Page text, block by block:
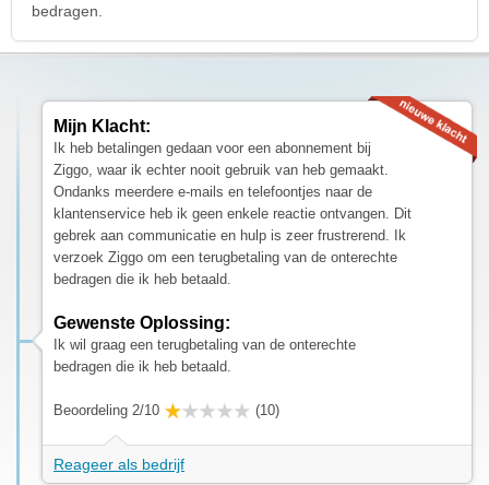
bedragen.
Mijn Klacht:
Ik heb betalingen gedaan voor een abonnement bij
Ziggo, waar ik echter nooit gebruik van heb gemaakt.
Ondanks meerdere e-mails en telefoontjes naar de
klantenservice heb ik geen enkele reactie ontvangen. Dit
gebrek aan communicatie en hulp is zeer frustrerend. Ik
verzoek Ziggo om een terugbetaling van de onterechte
bedragen die ik heb betaald.
Gewenste Oplossing:
Ik wil graag een terugbetaling van de onterechte
bedragen die ik heb betaald.
Beoordeling 2/10 (10)
Reageer als bedrijf